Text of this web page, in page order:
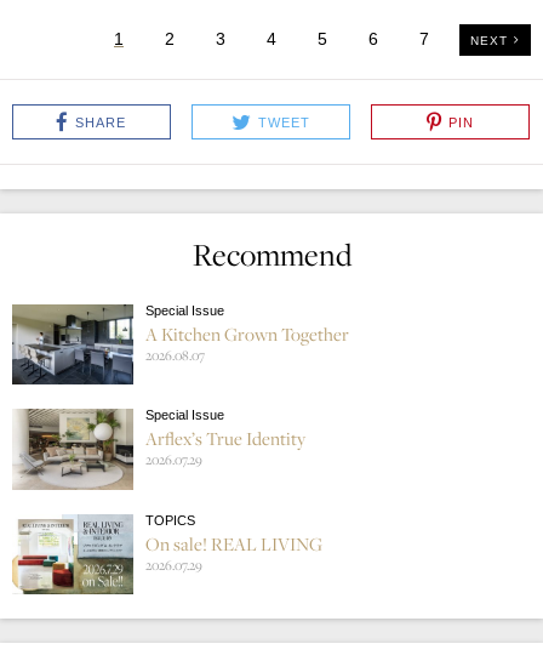
NEXT
1 2 3 4 5 6 7
SHARE TWEET PIN
Recommend
Special Issue
A Kitchen Grown Together
2026.08.07
Special Issue
Arflex’s True Identity
2026.07.29
TOPICS
On sale! REAL LIVING
2026.07.29